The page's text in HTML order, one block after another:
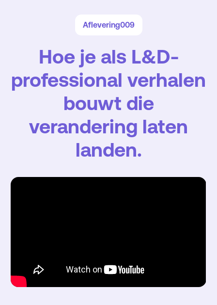
Aflevering009
Hoe je als L&D-
professional verhalen
bouwt die
verandering laten
landen.